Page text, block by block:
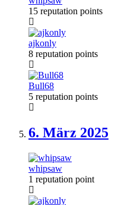
15 reputation points
ajkonly
8 reputation points
Bull68
5 reputation points
6. März 2025
whipsaw
1 reputation point